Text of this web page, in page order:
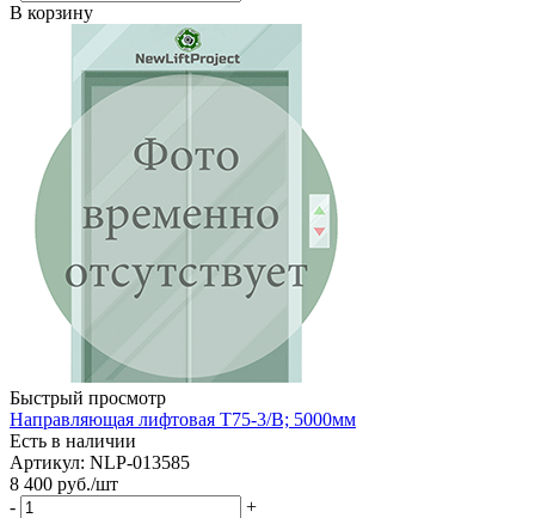
В корзину
Быстрый просмотр
Направляющая лифтовая Т75-3/В; 5000мм
Есть в наличии
Артикул: NLP-013585
8 400 руб./шт
-
+